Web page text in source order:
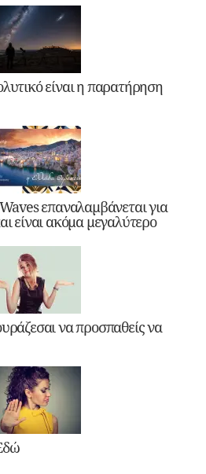
είναι η παρατήρηση
επαναλαμβάνεται για
είναι ακόμα μεγαλύτερο
να προσπαθείς να